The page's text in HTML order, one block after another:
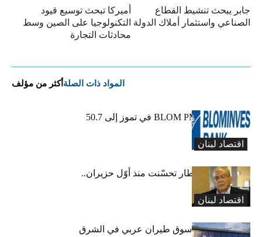
أميركا تبحث توسيع قيود
التكنولوجيا على الصين وسط
محادثات التجارة
جابر يبحث تنشيط القطاع
الصناعي واستثمار أملاك الدولة
المواد ذات الصلة أكثر من مؤلف
اقتصاد لبنان
ارتفاع مؤشر BLOM PMI في تموز إلى 50.7
نقطة
اقتصاد لبنان
عبود: حركة المطار تحسّنت منذ أوّل حزيران..
ولكن
لبنان ثامن أكبر سوق طيران عربي في الشرق